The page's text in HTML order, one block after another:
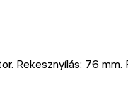
Rekesznyílás: 76 mm.